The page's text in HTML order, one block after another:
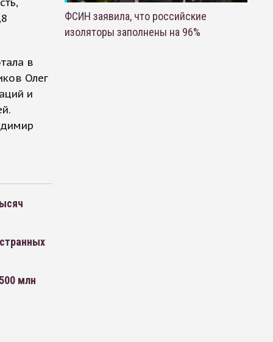
в
Олег
и
млн
ФСИН заявила, что российские
изоляторы заполнены на 96%